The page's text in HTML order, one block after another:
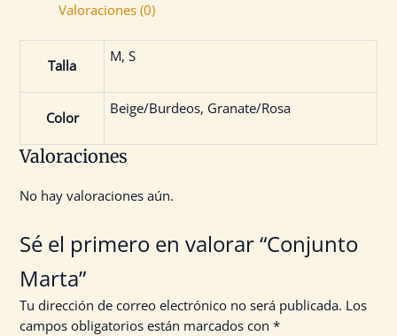
Valoraciones (0)
Talla
M, S
Color
Beige/Burdeos, Granate/Rosa
Valoraciones
No hay valoraciones aún.
Sé el primero en valorar “Conjunto
Marta”
Tu dirección de correo electrónico no será publicada. Los
campos obligatorios están marcados con *